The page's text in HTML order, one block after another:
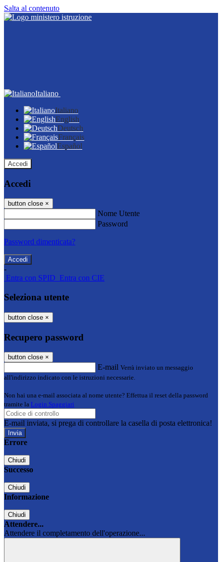
Salta al contenuto
Italiano
Italiano
English
Deutsch
Français
Español
Accedi
Accedi
button close ×
Nome Utente
Password
Password dimenticata?
-
Entra con SPID Entra con CIE
Seleziona utente
button close ×
Recupero password
button close ×
E-mail Verrà inviato un messaggio
all'indirizzo indicato con le istruzioni necessarie.
Non hai una e-mail associata al nome utente? Effettua il reset della password
tramite la Login Spaggiari
E-mail inviata, si prega di controllare la casella di posta elettronica!
Errore
Chiudi
Successo
Chiudi
Informazione
Chiudi
Attendere...
Attendere il completamento dell'operazione...